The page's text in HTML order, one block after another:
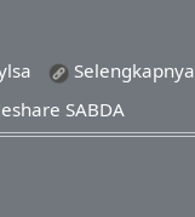
Selengkapnya
SABDA